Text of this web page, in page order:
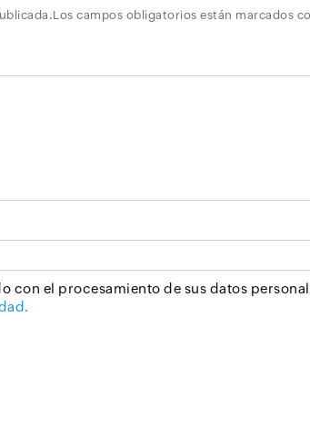
Los campos obligatorios están marcados
con el procesamiento de sus datos